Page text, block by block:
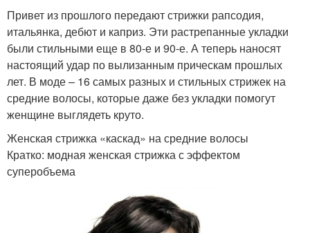
Привет из прошлого передают стрижки рапсодия,
итальянка, дебют и каприз. Эти растрепанные укладки
были стильными еще в 80-е и 90-е. А теперь наносят
настоящий удар по вылизанным прическам прошлых
лет. В моде – 16 самых разных и стильных стрижек на
средние волосы, которые даже без укладки помогут
женщине выглядеть круто.
Женская стрижка «каскад» на средние волосы
Кратко: модная женская стрижка с эффектом
суперобъема